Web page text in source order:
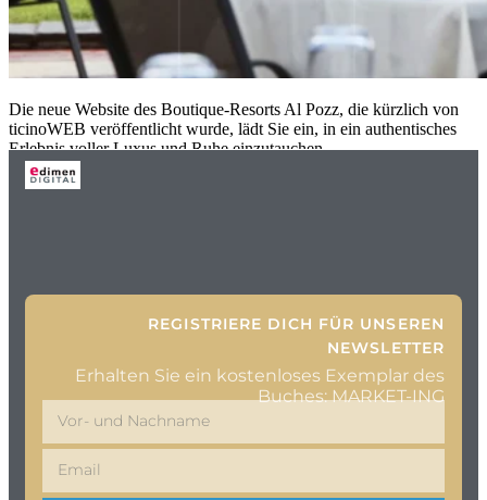
Die neue Website des Boutique-Resorts Al Pozz, die kürzlich von
ticinoWEB veröffentlicht wurde, lädt Sie ein, in ein authentisches
Erlebnis voller Luxus und Ruhe einzutauchen.
REGISTRIERE DICH FÜR UNSEREN
NEWSLETTER
Erhalten Sie ein kostenloses Exemplar des
Buches: MARKET-ING